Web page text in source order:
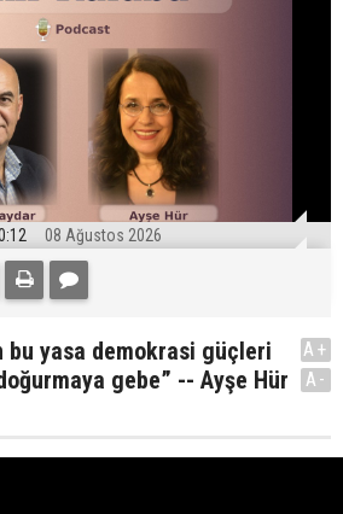
08 Ağustos 2026
bu yasa demokrasi güçleri
gebe” -- Ayşe Hür
A+
A-